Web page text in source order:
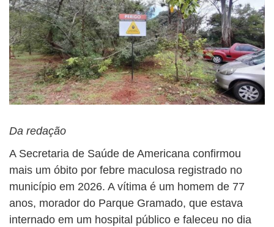
Da redação
A Secretaria de Saúde de Americana confirmou
mais um óbito por febre maculosa registrado no
município em 2026. A vítima é um homem de 77
anos, morador do Parque Gramado, que estava
internado em um hospital público e faleceu no dia